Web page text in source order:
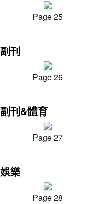
Page 25
副刊
Page 26
副刊&體育
Page 27
娛樂
Page 28